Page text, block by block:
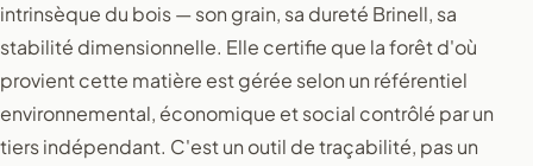
intrinsèque du bois — son grain, sa dureté Brinell, sa
stabilité dimensionnelle. Elle certifie que la forêt d'où
provient cette matière est gérée selon un référentiel
environnemental, économique et social contrôlé par un
tiers indépendant. C'est un outil de traçabilité, pas un